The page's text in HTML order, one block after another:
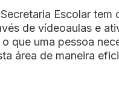
Escolar tem
de vídeoaulas e
que uma pessoa
área de maneira